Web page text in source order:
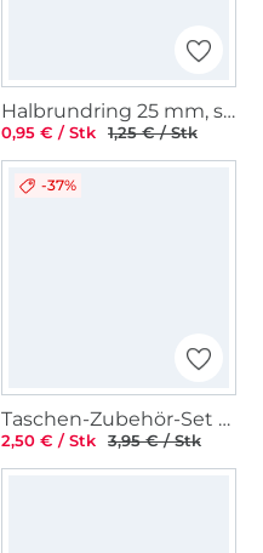
Halbrundring 25 mm, silber
0,95 € / Stk 1,25 € / Stk
-37%
Taschen-Zubehör-Set 3 tlg. 20 mm, roségold
2,50 € / Stk 3,95 € / Stk